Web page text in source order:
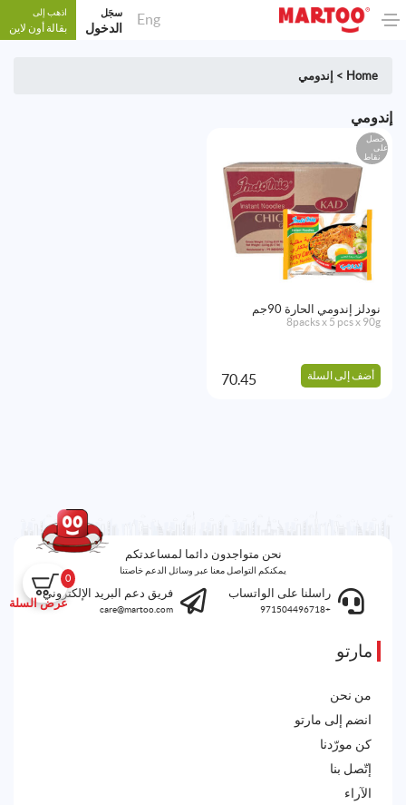
Eng سجَل
الدخول
اذهب إلى
بقالة أون لاين
0
عرض السلة
Home
> إندومي
إندومي
احصل
على
نقاط
نودلز إندومي الحارة 90جم
8packs x 5 pcs x 90g
أضف إلى السلة 70.45
نحن متواجدون دائما لمساعدتكم
يمكنكم التواصل معنا عبر وسائل الدعم خاصتنا
راسلنا على الواتساب
+971504496718
فريق دعم البريد الإلكتروني
care@martoo.com
مارتو
من نحن
انضم إلى مارتو
كن مورّدنا
إتّصل بنا
الآراء